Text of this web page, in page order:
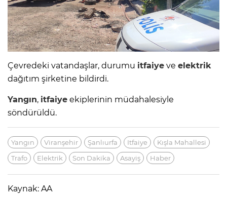
Çevredeki vatandaşlar, durumu itfaiye ve elektrik
dağıtım şirketine bildirdi.
Yangın, itfaiye ekiplerinin müdahalesiyle
söndürüldü.
Yangın Viranşehir Şanlıurfa Itfaiye
Kışla Mahallesi
Trafo
Elektrik Son Dakika Asayiş Haber
Kaynak: AA